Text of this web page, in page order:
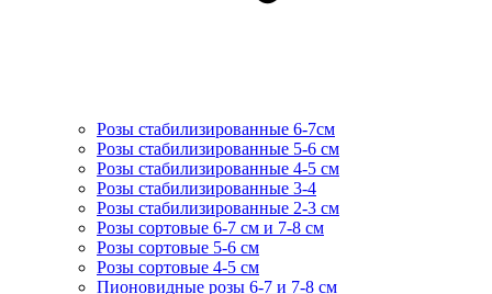
Розы стабилизированные 6-7см
Розы стабилизированные 5-6 см
Розы стабилизированные 4-5 см
Розы стабилизированные 3-4
Розы стабилизированные 2-3 см
Розы сортовые 6-7 см и 7-8 см
Розы сортовые 5-6 см
Розы сортовые 4-5 см
Пионовидные розы 6-7 и 7-8 см